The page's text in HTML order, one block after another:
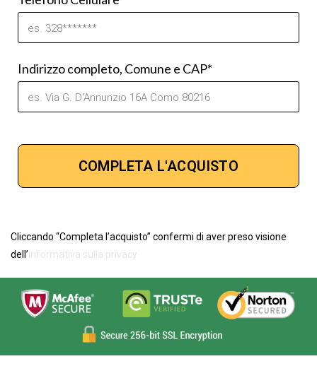
Indirizzo completo, Comune e CAP*
Cliccando “Completa l’acquisto” confermi di aver preso visione
dell’informativa sulla privacy